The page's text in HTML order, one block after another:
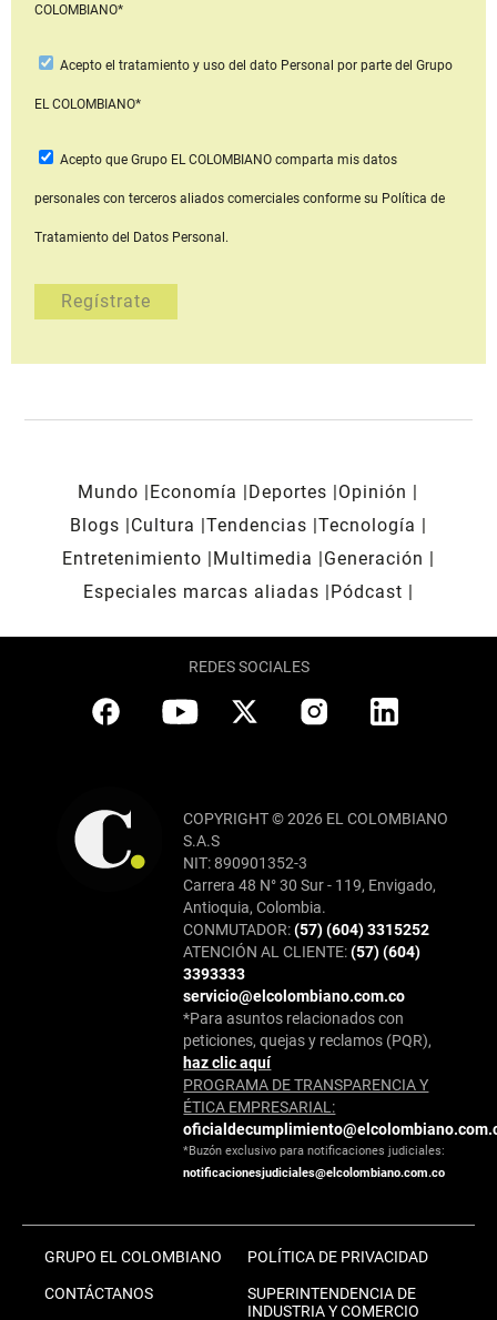
COLOMBIANO*
Acepto el tratamiento y uso del dato Personal por parte del Grupo
EL COLOMBIANO*
Acepto que Grupo EL COLOMBIANOcomparta mis datos
personales con terceros aliados comerciales conforme su Política de
Tratamiento del Datos Personal.
Mundo Economía Deportes
Opinión
Blogs
Cultura Tendencias Tecnología
Entretenimiento
Multimedia
Generación
Especiales marcas aliadas
Pódcast
REDES SOCIALES
COPYRIGHT © 2026 EL COLOMBIANO
S.A.S
NIT: 890901352-3
Carrera 48 N° 30 Sur - 119, Envigado,
Antioquia, Colombia.
CONMUTADOR:(57) (604) 3315252
ATENCIÓN AL CLIENTE:(57) (604)
3393333
servicio@elcolombiano.com.co
*Para asuntos relacionados con
peticiones, quejas y reclamos (PQR),
haz clic aquí
PROGRAMA DE TRANSPARENCIA Y
ÉTICA EMPRESARIAL:
*Buzón exclusivo para notificaciones judiciales:
notificacionesjudiciales@elcolombiano.com.co
GRUPO EL COLOMBIANO
CONTÁCTANOS
POLÍTICA DE PRIVACIDAD
SUPERINTENDENCIA DE
INDUSTRIA Y COMERCIO